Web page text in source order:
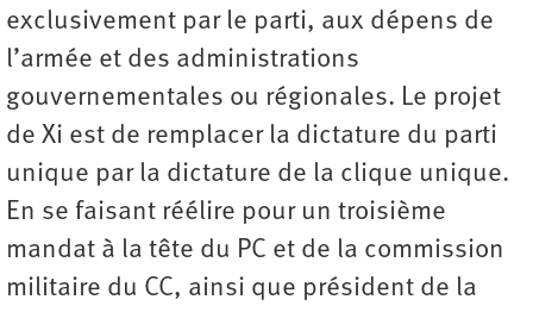
exclusivement par le parti, aux dépens de
l’armée et des administrations
gouvernementales ou régionales. Le projet
de Xi est de remplacer la dictature du parti
unique par la dictature de la clique unique.
En se faisant réélire pour un troisième
mandat à la tête du PC et de la commission
militaire du CC, ainsi que président de la